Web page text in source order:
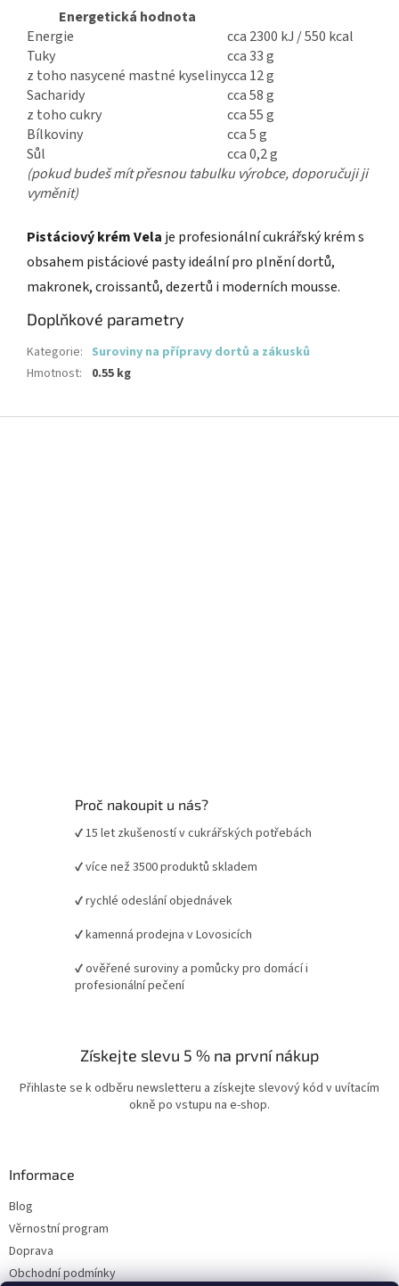
Energetická hodnota
Energie
cca 2300 kJ / 550 kcal
Tuky
cca 33 g
z toho nasycené mastné kyselinycca 12 g
Sacharidy
cca 58 g
z toho cukry
cca 55 g
Bílkoviny
cca 5 g
Sůl
cca 0,2 g
(pokud budeš mít přesnou tabulku výrobce, doporučuji ji
vyměnit)
Pistáciový krém Vela je profesionální cukrářský krém s
obsahem pistáciové pasty ideální pro plnění dortů,
makronek, croissantů, dezertů i moderních mousse.
Doplňkové parametry
Kategorie: Suroviny na přípravy dortů a zákusků
Hmotnost: 0.55 kg
Proč nakoupit u nás?
✔ 15 let zkušeností v cukrářských potřebách
✔ více než 3500 produktů skladem
✔ rychlé odeslání objednávek
✔ kamenná prodejna v Lovosicích
✔ ověřené suroviny a pomůcky pro domácí i
profesionální pečení
Získejte slevu 5 % na první nákup
Přihlaste se k odběru newsletteru a získejte slevový kód v uvítacím
okně po vstupu na e-shop.
Informace
Blog
Věrnostní program
Doprava
Obchodní podmínky